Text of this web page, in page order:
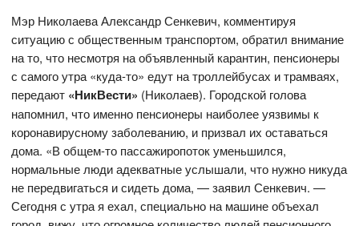
Мэр Николаева Александр Сенкевич, комментируя
ситуацию с общественным транспортом, обратил внимание
на то, что несмотря на объявленный карантин, пенсионеры
с самого утра «куда-то» едут на троллейбусах и трамваях,
передают «НикВести» (Николаев). Городской голова
напомнил, что именно пенсионеры наиболее уязвимы к
коронавирусному заболеванию, и призвал их оставаться
дома. «В общем-то пассажиропоток уменьшился,
нормальные люди адекватные услышали, что нужно никуда
не передвигаться и сидеть дома, — заявил Сенкевич. —
Сегодня с утра я ехал, специально на машине объехал